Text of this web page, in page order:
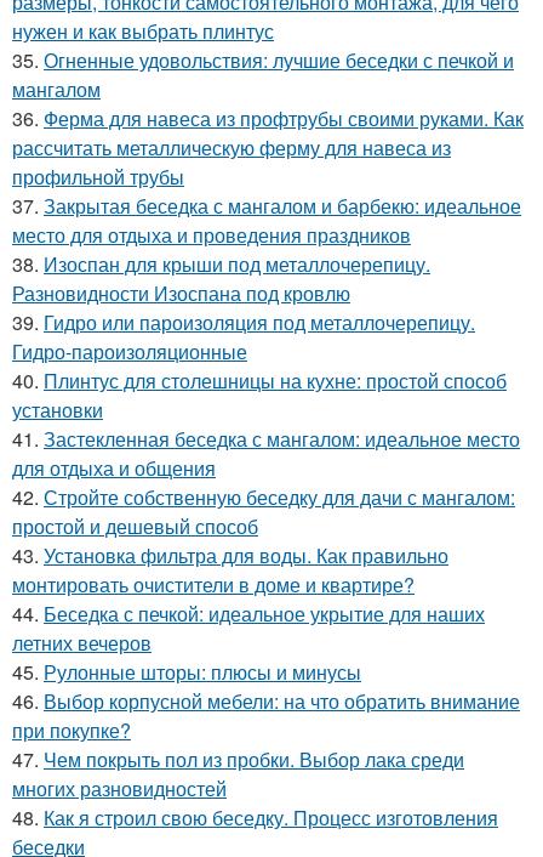
нужен и как выбрать плинтус
35. Огненные удовольствия: лучшие беседки с печкой и
мангалом
36. Ферма для навеса из профтрубы своими руками. Как
рассчитать металлическую ферму для навеса из
профильной трубы
37. Закрытая беседка с мангалом и барбекю: идеальное
место для отдыха и проведения праздников
38. Изоспан для крыши под металлочерепицу.
Разновидности Изоспана под кровлю
39. Гидро или пароизоляция под металлочерепицу.
Гидро-пароизоляционные
40. Плинтус для столешницы на кухне: простой способ
установки
41. Застекленная беседка с мангалом: идеальное место
для отдыха и общения
42. Стройте собственную беседку для дачи с мангалом:
простой и дешевый способ
43. Установка фильтра для воды. Как правильно
монтировать очистители в доме и квартире?
44. Беседка с печкой: идеальное укрытие для наших
летних вечеров
45. Рулонные шторы: плюсы и минусы
46. Выбор корпусной мебели: на что обратить внимание
при покупке?
47. Чем покрыть пол из пробки. Выбор лака среди
многих разновидностей
48. Как я строил свою беседку. Процесс изготовления
беседки